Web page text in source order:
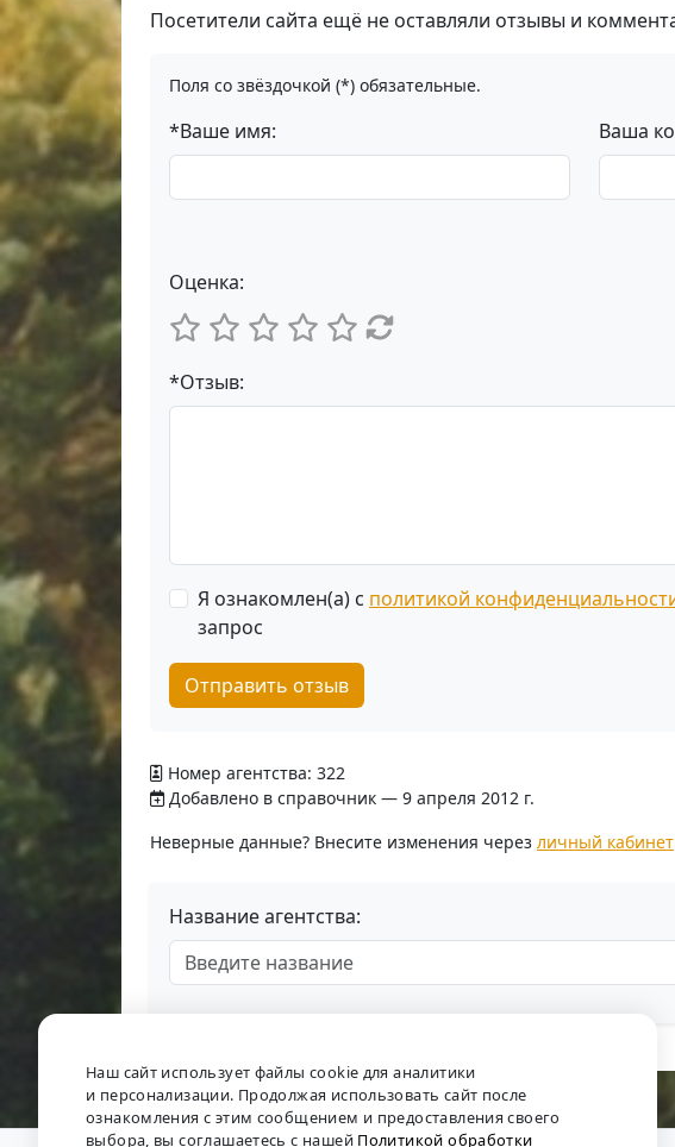
Посетители сайта ещё не оставляли отзывы и
Поля со звёздочкой (*) обязательные.
*Ваше имя: Ваша
Оценка:
*Отзыв:
Я ознакомлен(а) с политикой
запрос
Отправить отзыв
Номер агентства: 322
Добавлено в справочник — 9 апреля 2012 г.
Неверные данные? Внесите изменения через личный кабинет
Название агентства:
Наш сайт использует файлы cookie для аналитики
и персонализации. Продолжая использовать сайт после
ознакомления с этим сообщением и предоставления своего
выбора, вы соглашаетесь с нашей Политикой обработки